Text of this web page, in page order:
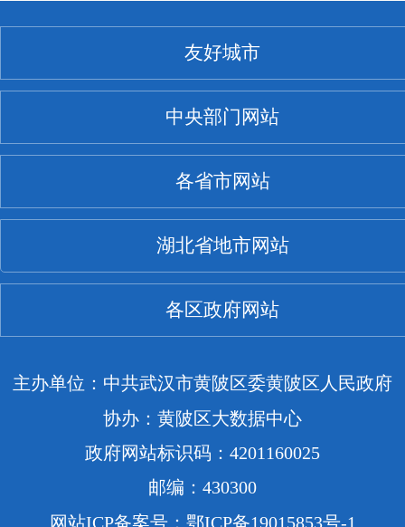
友好城市
中央部门网站
各省市网站
湖北省地市网站
各区政府网站
主办单位：中共武汉市黄陂区委黄陂区人民政府
协办：黄陂区大数据中心
政府网站标识码：4201160025
邮编：430300
网站ICP备案号：鄂ICP备19015853号-1